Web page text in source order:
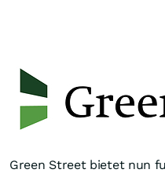
Green Street bietet nun